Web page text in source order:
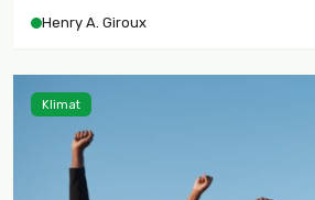
wychowają świadomych obywateli?
Henry A. Giroux
Klimat